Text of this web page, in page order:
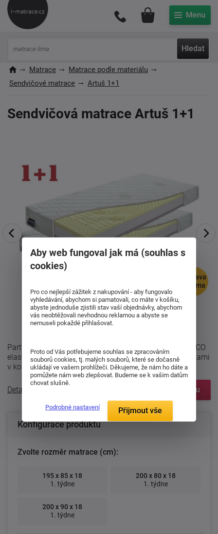
Hledat
Můj účet
Matrace
Matrace podle materiálu
Sendvičové matrace
Artuš 1+1
Sendvičová matrace Artuš 1+1
doprava
zdarma
Partnerská sendvičová matrace Artuš v setu 1 + 1 z VISCO
elastické pěny (paměťová, líná) se 7 anatomickými zónami
v kombinaci s jádrem PUR ...
Detailní popis Zobrazit prvky systému
Konfigurace produktu
Zvolte rozměr matrace (cm):
195 x 85 x 18
1. týdne
200 x 80 x 18
1. týdne
200 x 90 x 18
1. týdne
Aby web fungoval jak má (souhlas s
cookies)
Pro co nejlepší zážitek z nakupování - aby fungovalo
vyhledávání, abychom si pamatovali, co máte v košíku,
abyste jednoduše zjistili stav vaší objednávky, abychom
vás neobtěžovali nevhodnou reklamou a abyste se
nemuseli pokaždé přihlašovat.
Proto od Vás potřebujeme souhlas se zpracováním
souborů cookies, tj. malých souborů, které se dočasně
ukládají ve vašem prohlížeči. Děkujeme, že nám ho dáte a
pomůžete nám web zlepšovat. Budeme se k vašim datům
chovat slušně.
Podrobné nastavení Přijmout vše